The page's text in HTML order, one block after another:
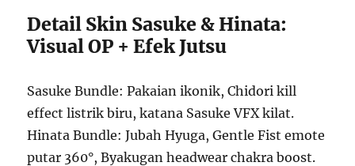
Detail Skin Sasuke & Hinata:
Visual OP + Efek Jutsu
Sasuke Bundle: Pakaian ikonik, Chidori kill
effect listrik biru, katana Sasuke VFX kilat.
Hinata Bundle: Jubah Hyuga, Gentle Fist emote
putar 360°, Byakugan headwear chakra boost.